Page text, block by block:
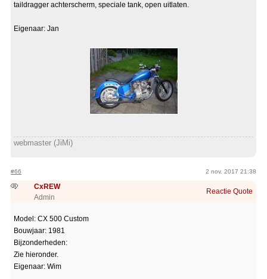
taildragger achterscherm, speciale tank, open uitlaten.
Eigenaar: Jan
webmaster (JiMi)
#66 2 nov. 2017 21:38
CxREW
Admin
Reactie Quote
Model: CX 500 Custom
Bouwjaar: 1981
Bijzonderheden:
Zie hieronder.
Eigenaar: Wim